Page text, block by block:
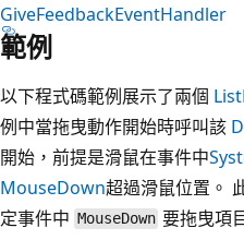
GiveFeedbackEventHandler
範例
以下程式碼範例展示了兩個
例中當拖曳動作開始時呼叫該
開始，前提是滑鼠在事件中
MouseDown超過滑鼠位置。
定事件中 MouseDown 要拖曳項